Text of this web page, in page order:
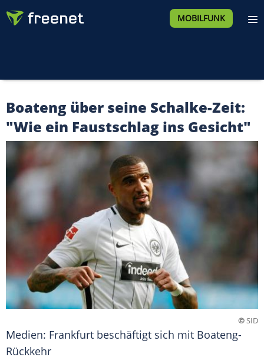
MOBILFUNK
Boateng über seine Schalke-Zeit:
"Wie ein Faustschlag ins Gesicht"
©SID
Medien: Frankfurt beschäftigt sich mit Boateng-
Rückkehr